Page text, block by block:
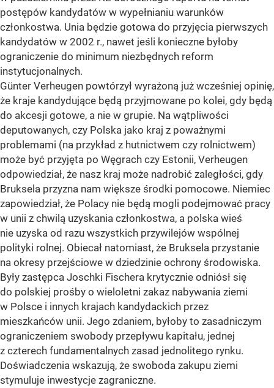
postępów kandydatów w wypełnianiu warunków
członkostwa. Unia będzie gotowa do przyjęcia pierwszych
kandydatów w 2002 r., nawet jeśli konieczne byłoby
ograniczenie do minimum niezbędnych reform
instytucjonalnych.
Günter Verheugen powtórzył wyrażoną już wcześniej opinię,
że kraje kandydujące będą przyjmowane po kolei, gdy będą
do akcesji gotowe, a nie w grupie. Na wątpliwości
deputowanych, czy Polska jako kraj z poważnymi
problemami (na przykład z hutnictwem czy rolnictwem)
może być przyjęta po Węgrach czy Estonii, Verheugen
odpowiedział, że nasz kraj może nadrobić zaległości, gdy
Bruksela przyzna nam większe środki pomocowe. Niemiec
zapowiedział, że Polacy nie będą mogli podejmować pracy
w unii z chwilą uzyskania członkostwa, a polska wieś
nie uzyska od razu wszystkich przywilejów wspólnej
polityki rolnej. Obiecał natomiast, że Bruksela przystanie
na okresy przejściowe w dziedzinie ochrony środowiska.
Były zastępca Joschki Fischera krytycznie odniósł się
do polskiej prośby o wieloletni zakaz nabywania ziemi
w Polsce i innych krajach kandydackich przez
mieszkańców unii. Jego zdaniem, byłoby to zasadniczym
ograniczeniem swobody przepływu kapitału, jednej
z czterech fundamentalnych zasad jednolitego rynku.
Doświadczenia wskazują, że swoboda zakupu ziemi
stymuluje inwestycje zagraniczne.